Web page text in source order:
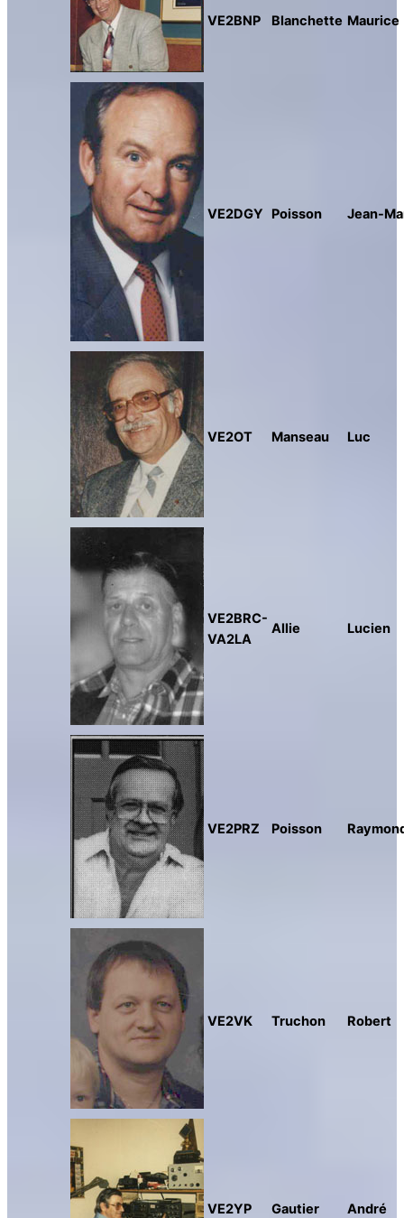
VE2BNP Blanchette Maurice
VE2DGY Poisson Jean-
VE2OT Manseau Luc
VE2BRC-
VA2LA
Allie Lucien
VE2PRZ Poisson
VE2VK Truchon Robert
VE2YP Gautier André